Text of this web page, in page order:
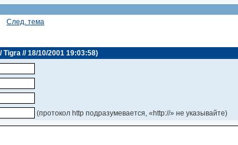
След. тема
// 18/10/2001 19:03:58)
(протокол http подразумевается, «http://» не указывайте)